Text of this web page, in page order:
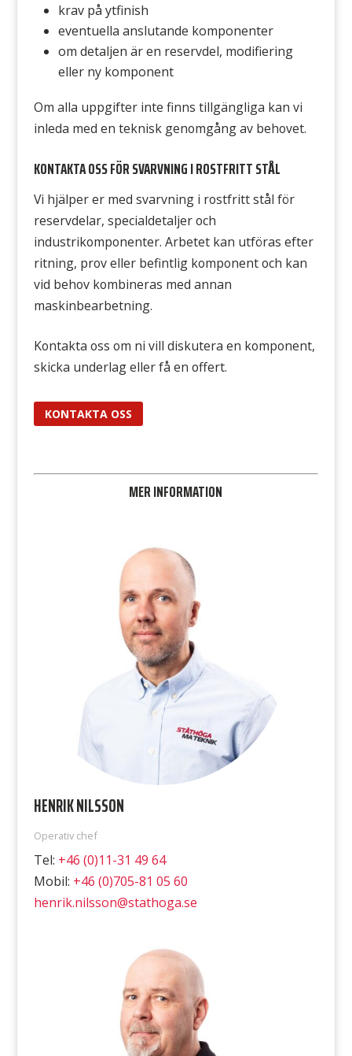
krav på ytfinish
eventuella anslutande komponenter
om detaljen är en reservdel, modifiering
eller ny komponent
Om alla uppgifter inte finns tillgängliga kan vi
inleda med en teknisk genomgång av behovet.
KONTAKTA OSS FÖR SVARVNING I ROSTFRITT STÅL
Vi hjälper er med svarvning i rostfritt stål för
reservdelar, specialdetaljer och
industrikomponenter. Arbetet kan utföras efter
ritning, prov eller befintlig komponent och kan
vid behov kombineras med annan
maskinbearbetning.
Kontakta oss om ni vill diskutera en komponent,
skicka underlag eller få en offert.
KONTAKTA OSS
MER INFORMATION
HENRIK NILSSON
Operativ chef
Tel: +46 (0)11-31 49 64
Mobil: +46 (0)705-81 05 60
henrik.nilsson@stathoga.se